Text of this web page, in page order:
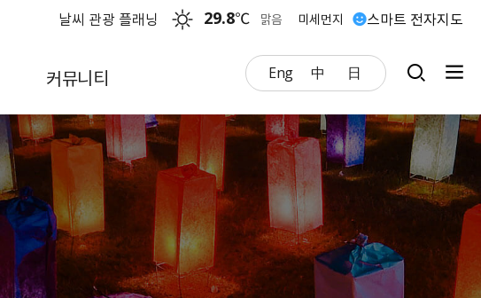
스마트 전자지도
날씨 관광 플래닝 29.8℃ 맑음 미세먼지
Eng 中 日
커뮤니티